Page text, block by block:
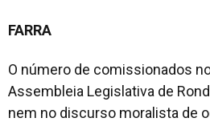
FARRA
O número de comissionados
Assembleia Legislativa de
nem no discurso moralista de